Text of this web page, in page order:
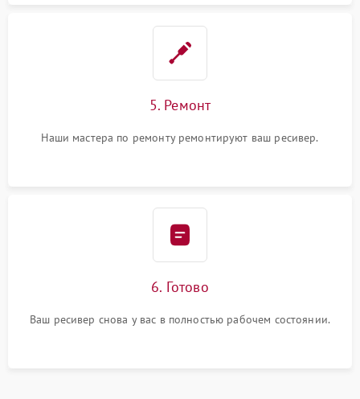
5. Ремонт
Наши мастера по ремонту ремонтируют ваш ресивер.
6. Готово
Ваш ресивер снова у вас в полностью рабочем состоянии.